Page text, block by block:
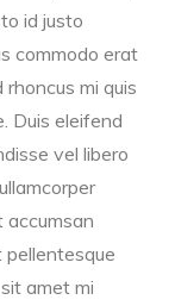
id justo
commodo erat
mi quis
Duis eleifend
vel libero
accumsan
pellentesque
amet mi